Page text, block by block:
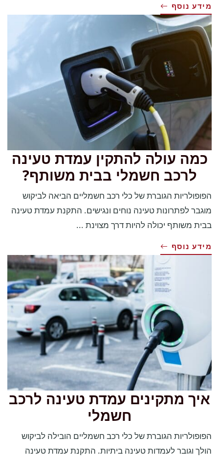
מידע נוסף
כמה עולה להתקין עמדת טעינה
לרכב חשמלי בבית משותף?
הפופולריות הגוברת של כלי רכב חשמליים הביאה לביקוש
מוגבר לפתרונות טעינה נוחים ונגישים. התקנת עמדת טעינה
בבית משותף יכולה להיות דרך מצוינת ...
מידע נוסף
איך מתקינים עמדת טעינה לרכב
חשמלי
הפופולריות הגוברת של כלי רכב חשמליים הובילה לביקוש
הולך וגובר לעמדות טעינה ביתיות. התקנת עמדת טעינה